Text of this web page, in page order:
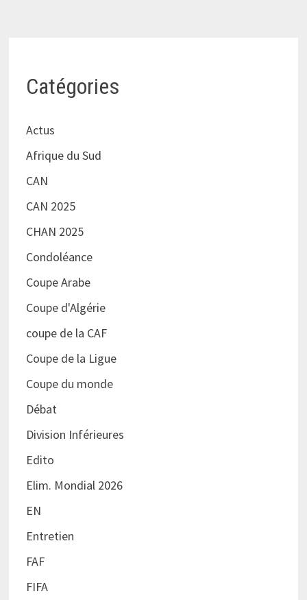
Catégories
Actus
Afrique du Sud
CAN
CAN 2025
CHAN 2025
Condoléance
Coupe Arabe
Coupe d'Algérie
coupe de la CAF
Coupe de la Ligue
Coupe du monde
Débat
Division Inférieures
Edito
Elim. Mondial 2026
EN
Entretien
FAF
FIFA